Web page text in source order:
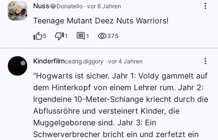
Nuss😂Donatello · vor 8 Jahren
Teenage Mutant Deez Nuts Warriors!
5 1 1 375
Kinderfilmcedrig diggory · vor 4 Jahren
"Hogwarts ist sicher. Jahr 1: Voldy gammelt auf
dem Hinterkopf von einem Lehrer rum. Jahr 2:
Irgendeine 10-Meter-Schlange kriecht durch die
Abflussröhre und versteinert Kinder, die
Muggelgeborene sind. Jahr 3: Ein
Schwerverbrecher bricht ein und zerfetzt ein